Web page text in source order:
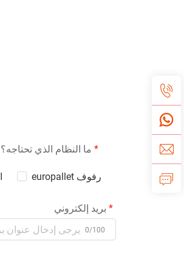
ما النظام الذي تحتاجه؟
رفوف europallet
بريد إلكتروني
0/100